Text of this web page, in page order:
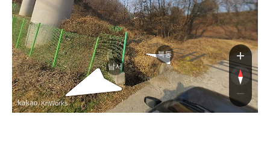
길
남서
북동
, KnWorks